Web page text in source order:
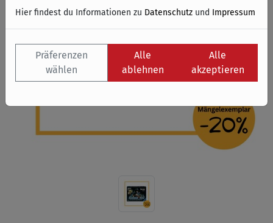
Hier findest du Informationen zu Datenschutz und Impressum
Präferenzen
wählen
Alle
ablehnen
Alle
akzeptieren